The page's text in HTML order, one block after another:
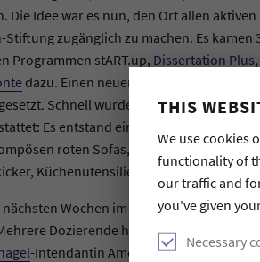
THIS
We use cookies
functionality of
our traffic and
you've given
Necessary
Die Idee war es nun, den Ort allen
Stiftung zugänglich zu machen. Es
Programmen stART.up, Dissertation Plus,
dazu. Einen neuen Namen brauchte es
Schnell wurden Materialien
Es entstand ein Coworking Space
roten Sofas, es gab eine Bühne,
Küchenutensilien und
nächsten Wochen im Sommer fanden
Dozierende hielten ihre Seminare
-Intendantin Amelie Deuflhard und